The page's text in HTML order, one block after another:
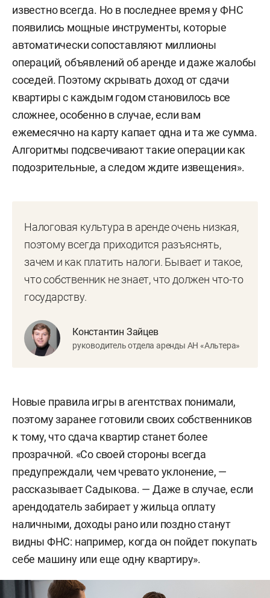
известно всегда. Но в последнее время у ФНС
появились мощные инструменты, которые
автоматически сопоставляют миллионы
операций, объявлений об аренде и даже жалобы
соседей. Поэтому скрывать доход от сдачи
квартиры с каждым годом становилось все
сложнее, особенно в случае, если вам
ежемесячно на карту капает одна и та же сумма.
Алгоритмы подсвечивают такие операции как
подозрительные, а следом ждите извещения».
Налоговая культура в аренде очень низкая,
поэтому всегда приходится разъяснять,
зачем и как платить налоги. Бывает и такое,
что собственник не знает, что должен что-то
государству.
Константин Зайцев
руководитель отдела аренды АН «Альтера»
Новые правила игры в агентствах понимали,
поэтому заранее готовили своих собственников
к тому, что сдача квартир станет более
прозрачной. «Со своей стороны всегда
предупреждали, чем чревато уклонение, —
рассказывает Садыкова. — Даже в случае, если
арендодатель забирает у жильца оплату
наличными, доходы рано или поздно станут
видны ФНС: например, когда он пойдет покупать
себе машину или еще одну квартиру».